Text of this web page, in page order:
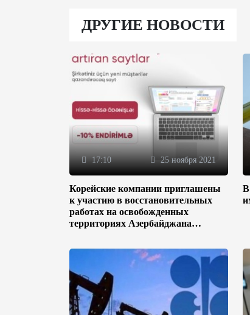
ДРУГИЕ НОВОСТИ
17:10 25 ноября 2021
Корейские компании приглашены
к участию в восстановительных
работах на освобожденных
территориях Азербайджана
В